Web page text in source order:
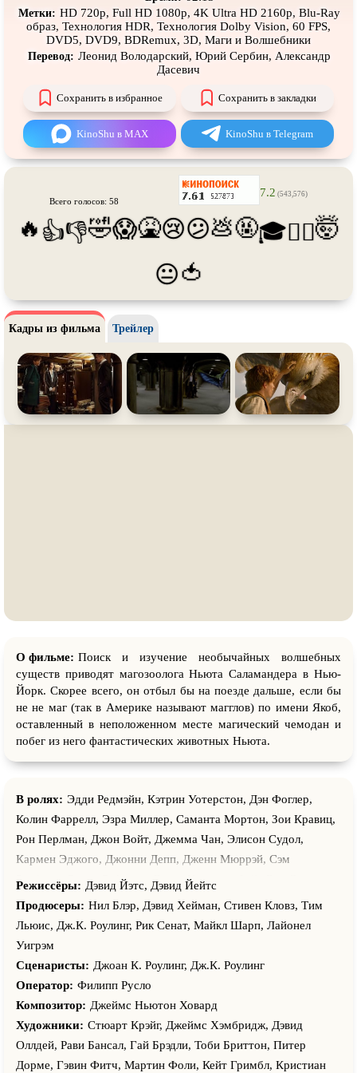
Про хакеров
Про хоккей ифигурное
катание
Про шпионов
Псевдо
Режиссёрская версия Роуд-муви
Сверхспособности Ситком
Слэшер Стимпанк
Турецкий сериал
Чёрная комедия Экранизация
В ожидании TeleSynch
Метки: HD 720p, Full HD 1080p, 4K Ultra HD 2160p, Blu-Ray
образ, Технология HDR, Технология Dolby Vision, 60 FPS,
DVD5, DVD9, BDRemux, 3D, Маги и Волшебники
Перевод: Леонид Володарский, Юрий Сербин, Александр
Дасевич
Сохранить в избранное Сохранить в закладки
KinoShu в MAX KinoShu в Telegram
Всего голосов: 58
7.2 (543,576)
🔥 👍👎🤣😱🤮😢😕💩🤬🎓😵‍💫🤯
😐🍅
Кадры из фильма Трейлер
О фильме: Поиск и изучение необычайных волшебных
существ приводят магозоолога Ньюта Саламандера в Нью-
Йорк. Скорее всего, он отбыл бы на поезде дальше, если бы
не не маг (так в Америке называют магглов) по имени Якоб,
оставленный в неположенном месте магический чемодан и
побег из него фантастических животных Ньюта.
В ролях: Эдди Редмэйн, Кэтрин Уотерстон, Дэн Фоглер,
Колин Фаррелл, Эзра Миллер, Саманта Мортон, Зои Кравиц,
Рон Перлман, Джон Войт, Джемма Чан, Элисон Судол,
Кармен Эджого, Джонни Депп, Дженн Мюррэй, Сэм
Редфорд, Ронан Рафтери, Джош Коудери, Фэйт Вуд-Блэгроув,
Скотт Голдман, Тим Бентинк, Тристан Тейт, Том Кларк Хилл,
Мэттью Сим, Кори Петерсон, Люси Пол, Питер Брейтмайер,
Джэйк Сэмюэлс, Макс Казье, Дэн Хедайя, Кристи Мейер, Гай
Пол, Андриа Падурару, Уэльс Хамонд, Доминик Типпер,
Кевин Гатри, Лео Хеллер, Майлз Рафли, Энн Уиттман, Эрик
Хейден, Пол Бирчард, Том Ходжкинс, Элли Хаддингтон,
Джозеф Макнаб, Барт Эдвардс, Тодд Бойс, Мартин
Оельберманн, Ричард Клозир, Кристиан Диксон, Акин Гази,
Ричард Хардисти, Элизабет Мойнихэн, Микель Браун, Вунми
Режиссёры: Дэвид Йэтс, Дэвид Йейтс
Продюсеры: Нил Блэр, Дэвид Хейман, Стивен Кловз, Тим
Льюис, Дж.К. Роулинг, Рик Сенат, Майкл Шарп, Лайонел
Уигрэм
Сценаристы: Джоан К. Роулинг, Дж.К. Роулинг
Оператор: Филипп Русло
Композитор: Джеймс Ньютон Ховард
Художники: Стюарт Крэйг, Джеймс Хэмбридж, Дэвид
Оллдей, Рави Бансал, Гай Брэдли, Тоби Бриттон, Питер
Дорме, Гэвин Фитч, Мартин Фоли, Кейт Гримбл, Кристиан